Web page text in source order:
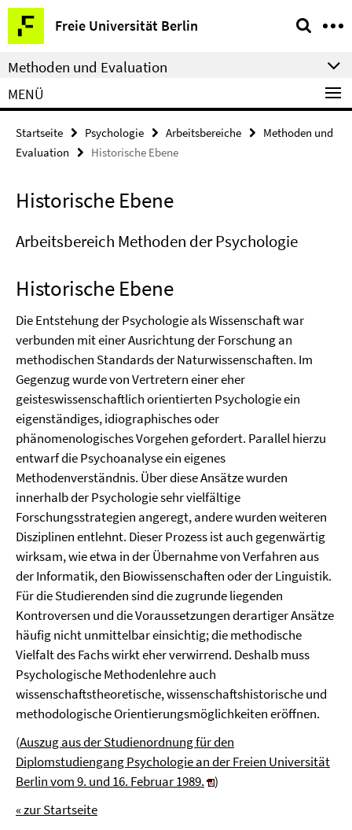
Springe
direkt
zu
Inhalt
Freie Universität Berlin
Service-
Navigation
Methoden und Evaluation
MENÜ
Startseite Psychologie Arbeitsbereiche
Methoden und
Evaluation
Historische Ebene
Historische Ebene
Arbeitsbereich Methoden der Psychologie
Historische Ebene
Die Entstehung der Psychologie als Wissenschaft war
verbunden mit einer Ausrichtung der Forschung an
methodischen Standards der Naturwissenschaften. Im
Gegenzug wurde von Vertretern einer eher
geisteswissenschaftlich orientierten Psychologie ein
eigenständiges, idiographisches oder
phänomenologisches Vorgehen gefordert. Parallel hierzu
entwarf die Psychoanalyse ein eigenes
Methodenverständnis. Über diese Ansätze wurden
innerhalb der Psychologie sehr vielfältige
Forschungsstrategien angeregt, andere wurden weiteren
Disziplinen entlehnt. Dieser Prozess ist auch gegenwärtig
wirksam, wie etwa in der Übernahme von Verfahren aus
der Informatik, den Biowissenschaften oder der Linguistik.
Für die Studierenden sind die zugrunde liegenden
Kontroversen und die Voraussetzungen derartiger Ansätze
häufig nicht unmittelbar einsichtig; die methodische
Vielfalt des Fachs wirkt eher verwirrend. Deshalb muss
Psychologische Methodenlehre auch
wissenschaftstheoretische, wissenschaftshistorische und
methodologische Orientierungsmöglichkeiten eröffnen.
(Auszug aus der Studienordnung für den
Diplomstudiengang Psychologie an der Freien Universität
Berlin vom 9. und 16. Februar 1989.
)
« zur Startseite